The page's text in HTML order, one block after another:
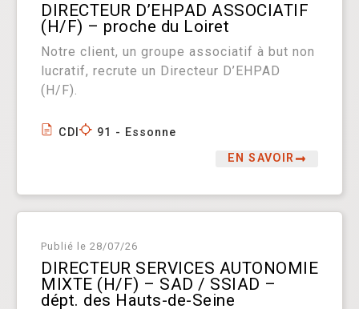
DIRECTEUR D’EHPAD ASSOCIATIF
(H/F) – proche du Loiret
Notre client, un groupe associatif à but non
lucratif, recrute un Directeur D’EHPAD
(H/F).
CDI
91 - Essonne
EN SAVOIR
Publié le 28/07/26
DIRECTEUR SERVICES AUTONOMIE
MIXTE (H/F) – SAD / SSIAD –
dépt. des Hauts-de-Seine